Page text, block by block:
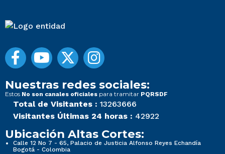
Nuestras redes sociales:
Estos No son canales oficiales para tramitar PQRSDF
Total de Visitantes : 13263666
Visitantes Últimas 24 horas : 42922
Ubicación Altas Cortes:
Calle 12 No 7 - 65, Palacio de Justicia Alfonso Reyes Echandía
Bogotá - Colombia